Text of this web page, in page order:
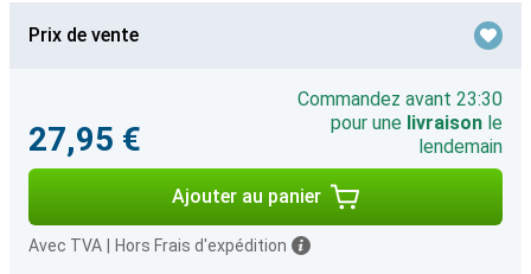
Prix de vente
27,95 €
Commandez avant 23:30
pour une livraison le
lendemain
Ajouter au panier
Avec TVA Hors Frais d'expédition